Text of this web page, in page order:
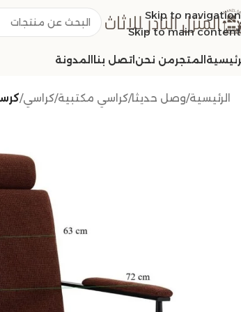
Skip to navigation
Skip to main content
المتجرمن نحن اتصل بنا المدونة
الرئيسية/وصل حديثا/كراسي مكتبية/كراسي/